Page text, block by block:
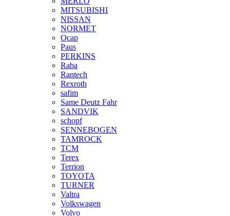
MITSUBISHI
NISSAN
NORMET
Ocap
Paus
PERKINS
Raba
Rantech
Rexroth
safim
Same Deutz Fahr
SANDVIK
schopf
SENNEBOGEN
TAMROCK
TCM
Terex
Terrion
TOYOTA
TURNER
Valtra
Volkswagen
Volvo